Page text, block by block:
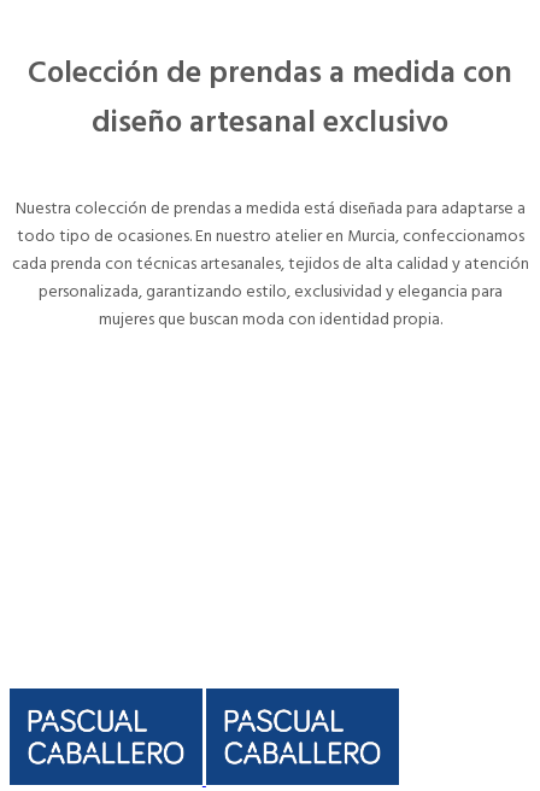
Colección de prendas a medida con
diseño artesanal exclusivo
Nuestra colección de prendas a medida está diseñada para adaptarse a
todo tipo de ocasiones. En nuestro atelier en Murcia, confeccionamos
cada prenda con técnicas artesanales, tejidos de alta calidad y atención
personalizada, garantizando estilo, exclusividad y elegancia para
mujeres que buscan moda con identidad propia.